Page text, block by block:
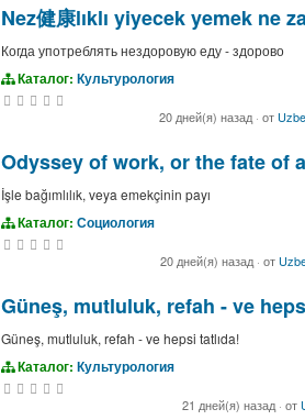
Nez健康lıklı yiyecek yemek ne
Когда употреблять нездоровую еду - здорово
Каталог: Культурология
20 дней(я) назад · от
Odyssey of work, or the fate of
İşle bağımlılık, veya emekçinin payı
Каталог: Социология
20 дней(я) назад · от
Güneş, mutluluk, refah - ve
Güneş, mutluluk, refah - ve hepsi tatlıda!
Каталог: Культурология
21 дней(я) назад · от